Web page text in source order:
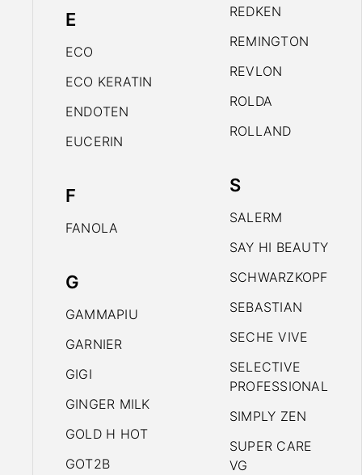
E
ECO
ECO KERATIN
ENDOTEN
EUCERIN
F
FANOLA
G
GAMMAPIU
GARNIER
GIGI
GINGER MILK
GOLD H HOT
GOT2B
REDKEN
REMINGTON
REVLON
ROLDA
ROLLAND
S
SALERM
SAY HI BEAUTY
SCHWARZKOPF
SEBASTIAN
SECHE VIVE
SELECTIVE
PROFESSIONAL
SIMPLY ZEN
SUPER CARE
VG